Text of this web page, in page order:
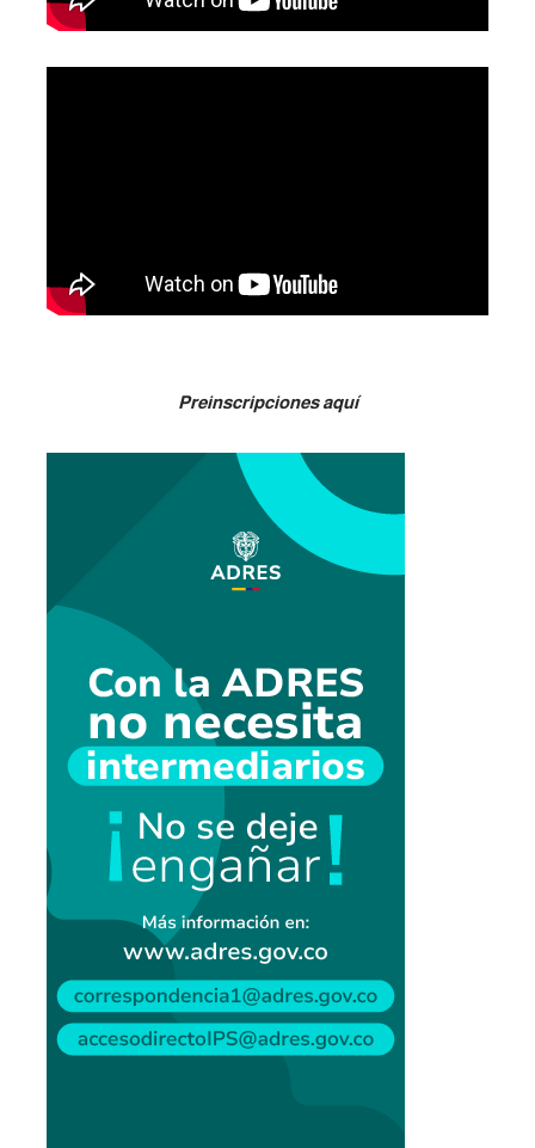
Preinscripciones aquí